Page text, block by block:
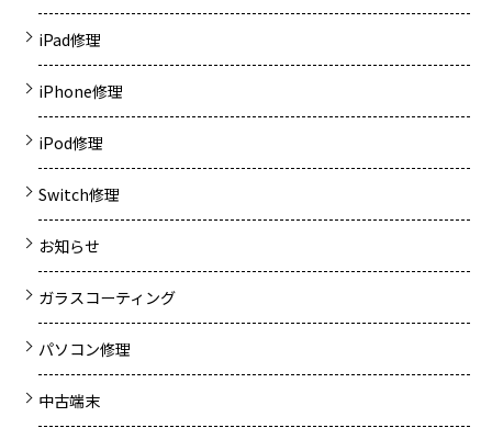
iPad修理
iPhone修理
iPod修理
Switch修理
お知らせ
ガラスコーティング
パソコン修理
中古端末